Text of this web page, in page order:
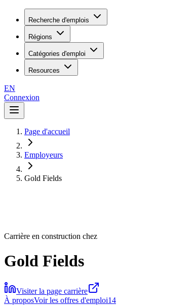
Recherche d'emplois
Régions
Catégories d'emploi
Resources
EN
Connexion
Page d'accueil
Employeurs
Gold Fields
Carrière en construction chez
Gold Fields
Visiter la page carrière
À proposVoir les offres d'emploi14